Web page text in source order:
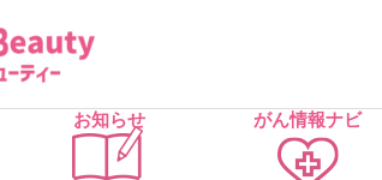
お知らせ がん情報ナビ